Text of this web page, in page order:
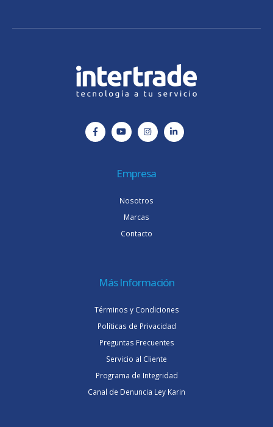
Empresa
Nosotros
Marcas
Contacto
Más Información
Términos y Condiciones
Políticas de Privacidad
Preguntas Frecuentes
Servicio al Cliente
Programa de Integridad
Canal de Denuncia Ley Karin